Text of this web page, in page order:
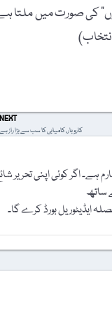
کی صورت میں ملتا
NEXT
کاروبار، کامیابی کا سب سے بڑا راز ہے
اگر کوئی اپنی تحریر
ساتھ